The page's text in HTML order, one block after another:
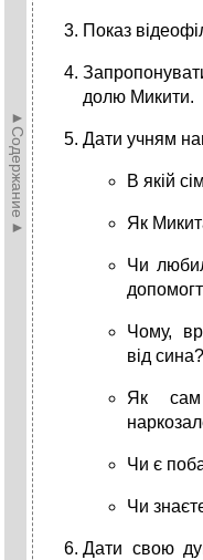
►Содержание►
Показ
долю Микити.
Дати учням
В якій
Як
Чи
Чому,
від сина?
Як
Чи є
Чи
Дати свою